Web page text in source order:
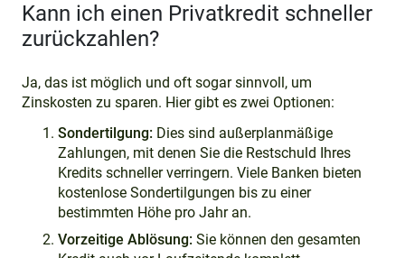
Kann ich einen Privatkredit schneller
zurückzahlen?
Ja, das ist möglich und oft sogar sinnvoll, um
Zinskosten zu sparen. Hier gibt es zwei Optionen:
Sondertilgung: Dies sind außerplanmäßige
Zahlungen, mit denen Sie die Restschuld Ihres
Kredits schneller verringern. Viele Banken bieten
kostenlose Sondertilgungen bis zu einer
bestimmten Höhe pro Jahr an.
Vorzeitige Ablösung: Sie können den gesamten